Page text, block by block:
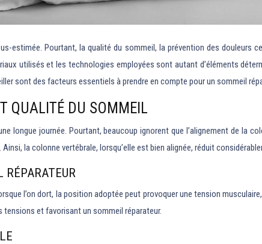
estimée. Pourtant, la qualité du sommeil, la prévention des douleurs
utilisés et les technologies employées sont autant d’éléments
sont des facteurs essentiels à prendre en compte pour un sommeil
QUALITÉ DU SOMMEIL
longue journée. Pourtant, beaucoup ignorent que l’alignement de la
la colonne vertébrale, lorsqu’elle est bien alignée, réduit
RÉPARATEUR
l’on dort, la position adoptée peut provoquer une tension
et favorisant un sommeil réparateur.